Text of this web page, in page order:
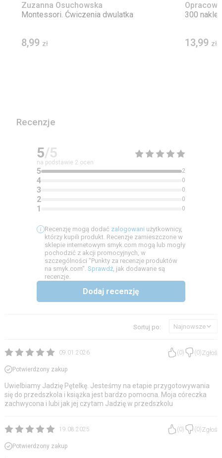
Zuzanna Osuchowska
Montessori. Ćwiczenia dwulatka
8,99 zł
300
13,99 zł
Recenzje
5/5
na podstawie 2 ocen
5 2
4 0
3 0
2 0
1 0
Recenzję mogą dodać zalogowani użytkownicy,
którzy kupili produkt. Recenzje zamieszczone w
sklepie internetowym smyk.com mogą lub mogły
pochodzić z akcji promocyjnych, w
szczególności "Punkty za recenzje produktów
na smyk.com". Sprawdź, jak dodawane są
recenzje.
Dodaj recenzję
Sortuj po: Najnowsze
09.01.2026 (0) (0)Zgłoś
Potwierdzony zakup
Uwielbiamy Jadzię Pętelkę. Jesteśmy na etapie przygotowywania
się do przedszkola i książka jest bardzo pomocna. Moja córeczka
zachwycona i lubi jak jej czytam Jadzię w przedszkolu
19.08.2025 (0) (0)Zgłoś
Potwierdzony zakup